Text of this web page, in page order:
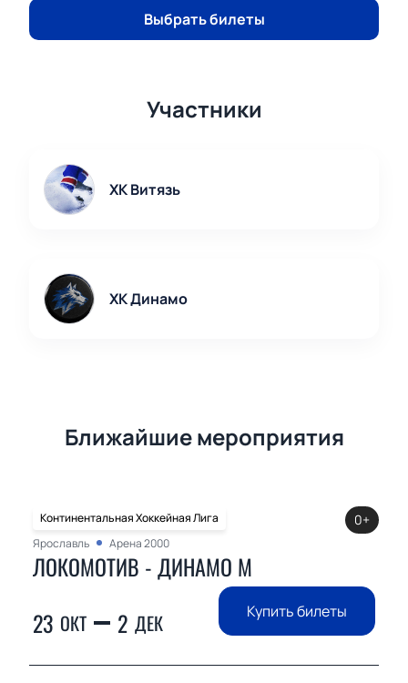
Выбрать билеты
Участники
ХК Витязь
ХК Динамо
Ближайшие мероприятия
Континентальная Хоккейная Лига
Ярославль
Арена 2000
ЛОКОМОТИВ - ДИНАМО М
23 ОКТ 2 ДЕК
0+
Купить билеты